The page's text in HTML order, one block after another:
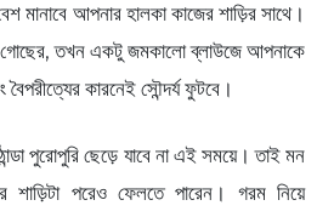
মানাবে আপনার হালকা কাজের শাড়ির সাথে।
তখন একটু জমকালো ব্লাউজে আপনাকে
কারনেই সৌন্দর্য ফুটবে।
পুরোপুরি ছেড়ে যাবে না এই সময়ে। তাই মন
শাড়িটা পরেও ফেলতে পারেন। গরম নিয়ে